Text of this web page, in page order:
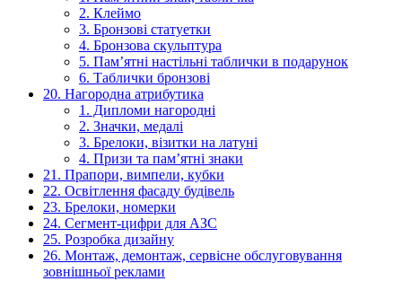
2. Клеймо
3. Бронзові статуетки
4. Бронзова скульптура
5. Пам’ятні настільні таблички в подарунок
6. Таблички бронзові
20. Нагородна атрибутика
1. Дипломи нагородні
2. Значки, медалі
3. Брелоки, візитки на латуні
4. Призи та пам’ятні знаки
21. Прапори, вимпели, кубки
22. Освітлення фасаду будівель
23. Брелоки, номерки
24. Сегмент-цифри для АЗС
25. Розробка дизайну
26. Монтаж, демонтаж, сервісне обслуговування
зовнішньої реклами